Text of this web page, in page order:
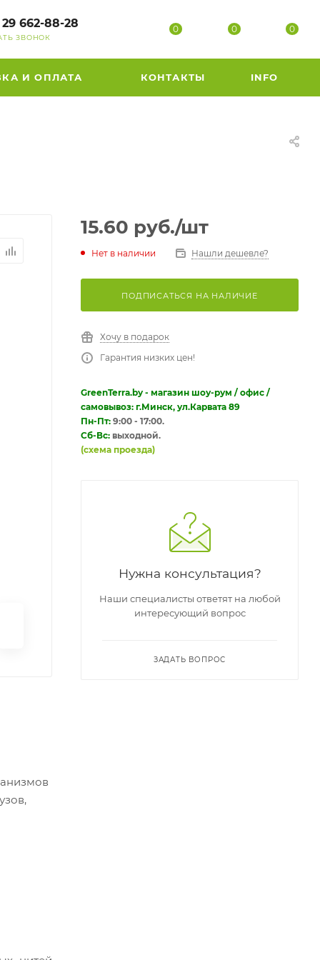
29 662-88-28
ЗВОНОК
0 0 0
И ОПЛАТА КОНТАКТЫ INFO
15.60 руб./шт
Нет в наличии Нашли дешевле?
ПОДПИСАТЬСЯ НА НАЛИЧИЕ
Хочу в подарок
Гарантия низких цен!
GreenTerra.by - магазин шоу-рум / офис /
самовывоз: г.Минск, ул.Карвата 89
Пн-Пт: 9:00 - 17:00.
Сб-Вс: выходной.
(схема проезда)
Нужна консультация?
Наши специалисты ответят на любой
интересующий вопрос
ЗАДАТЬ ВОПРОС